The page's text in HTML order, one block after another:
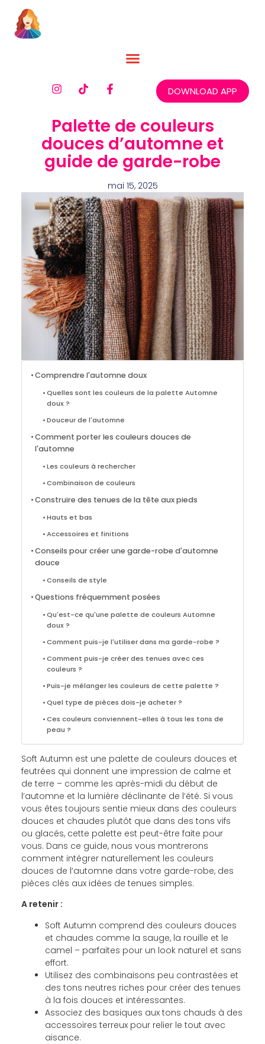
DOWNLOAD APP
Palette de couleurs
douces d’automne et
guide de garde-robe
mai 15, 2025
Comprendre l'automne doux
Quelles sont les couleurs de la palette Automne
doux ?
Douceur de l'automne
Comment porter les couleurs douces de
l'automne
Les couleurs à rechercher
Combinaison de couleurs
Construire des tenues de la tête aux pieds
Hauts et bas
Accessoires et finitions
Conseils pour créer une garde-robe d'automne
douce
Conseils de style
Questions fréquemment posées
Qu'est-ce qu'une palette de couleurs Automne
doux ?
Comment puis-je l'utiliser dans ma garde-robe ?
Comment puis-je créer des tenues avec ces
couleurs ?
Puis-je mélanger les couleurs de cette palette ?
Quel type de pièces dois-je acheter ?
Ces couleurs conviennent-elles à tous les tons de
peau ?
Soft Autumn est une palette de couleurs douces et
feutrées qui donnent une impression de calme et
de terre – comme les après-midi du début de
l’automne et la lumière déclinante de l’été. Si vous
vous êtes toujours sentie mieux dans des couleurs
douces et chaudes plutôt que dans des tons vifs
ou glacés, cette palette est peut-être faite pour
vous. Dans ce guide, nous vous montrerons
comment intégrer naturellement les couleurs
douces de l’automne dans votre garde-robe, des
pièces clés aux idées de tenues simples.
A retenir :
Soft Autumn comprend des couleurs douces
et chaudes comme la sauge, la rouille et le
camel – parfaites pour un look naturel et sans
effort.
Utilisez des combinaisons peu contrastées et
des tons neutres riches pour créer des tenues
à la fois douces et intéressantes.
Associez des basiques aux tons chauds à des
accessoires terreux pour relier le tout avec
aisance.